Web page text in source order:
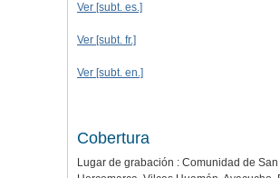
Ver [subt. es.]
Ver [subt. fr.]
Ver [subt. en.]
Cobertura
Lugar de grabación : Comunidad de